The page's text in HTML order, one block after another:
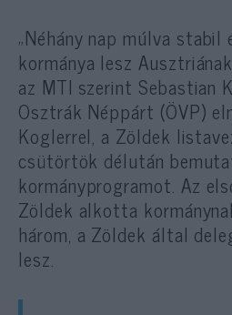
„Néhány nap múlva stabil
kormánya lesz
az MTI szerint Sebastian
Osztrák Néppárt (ÖVP)
Koglerrel, a Zöldek
csütörtök délután
kormányprogramot. Az
Zöldek alkotta
három, a Zöldek által
lesz.